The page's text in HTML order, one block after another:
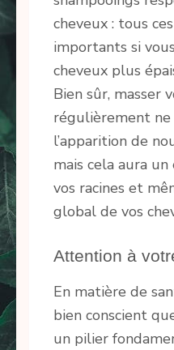
cheveux : tous
importants si
cheveux plus
Bien sûr, masser
régulièrement
l’apparition de
mais cela aura
vos racines et
global de vos
Attention à
En matière de
bien conscient
un pilier